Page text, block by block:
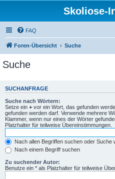
Skoliose-
FAQ
Foren-Übersicht Suche
Suche
SUCHANFRAGE
Suche nach Wörtern:
Setze ein + vor ein Wort, das gefunden
gefunden werden darf. Verwende mehrere
Klammer, wenn nur eines der Wörter
Platzhalter für teilweise Übereinstimmungen.
Nach allen Begriffen suchen oder Suche
Nach einem Begriff suchen
Zu suchender Autor:
Benutze ein * als Platzhalter für teilweise